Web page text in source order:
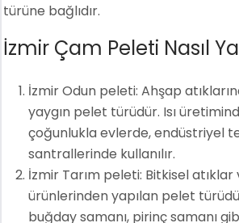
türüne bağlıdır.
İzmir Çam Peleti Nasıl
İzmir Odun peleti: Ahşap
yaygın pelet türüdür. Isı
çoğunlukla evlerde, endüstriyel
santrallerinde kullanılır.
İzmir Tarım peleti: Bitkisel atıklar
ürünlerinden yapılan pelet
buğday samanı, pirinç samanı